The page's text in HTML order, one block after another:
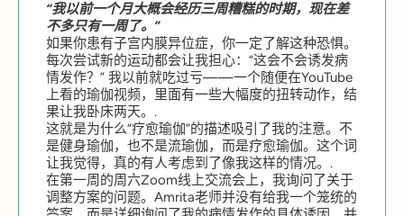
“我以前一个月大概会经历三周糟糕的时期，现在差
不多只有一周了。”
如果你患有子宫内膜异位症，你一定了解这种恐惧。
每次尝试新的运动都会让我担心：“这会不会诱发病
情发作？” 我以前就吃过亏——一个随便在YouTube
上看的瑜伽视频，里面有一些大幅度的扭转动作，结
果让我卧床两天。.
这就是为什么“疗愈瑜伽”的描述吸引了我的注意。不
是健身瑜伽，也不是流瑜伽，而是疗愈瑜伽。这个词
让我觉得，真的有人考虑到了像我这样的情况。.
在第一周的周六Zoom线上交流会上，我询问了关于
调整方案的问题。Amrita老师并没有给我一个笼统的